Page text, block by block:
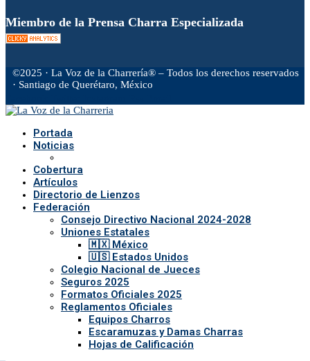
Miembro de la Prensa Charra Especializada
©2025 · La Voz de la Charrería® – Todos los derechos reservados
· Santiago de Querétaro, México
Portada
Noticias
Cobertura
Artículos
Directorio de Lienzos
Federación
Consejo Directivo Nacional 2024-2028
Uniones Estatales
🇲🇽 México
🇺🇸 Estados Unidos
Colegio Nacional de Jueces
Seguros 2025
Formatos Oficiales 2025
Reglamentos Oficiales
Equipos Charros
Escaramuzas y Damas Charras
Hojas de Calificación